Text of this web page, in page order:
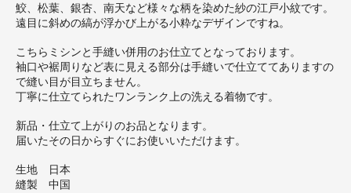
鮫、松葉、銀杏、南天など様々な柄を染めた紗の江戸小紋です。
遠目に斜めの縞が浮かび上がる小粋なデザインですね。
こちらミシンと手縫い併用のお仕立てとなっております。
袖口や裾周りなど表に見える部分は手縫いで仕立ててありますの
で縫い目が目立ちません。
丁寧に仕立てられたワンランク上の洗える着物です。
新品・仕立て上がりのお品となります。
届いたその日からすぐにお使いいただけます。
生地 日本
縫製 中国